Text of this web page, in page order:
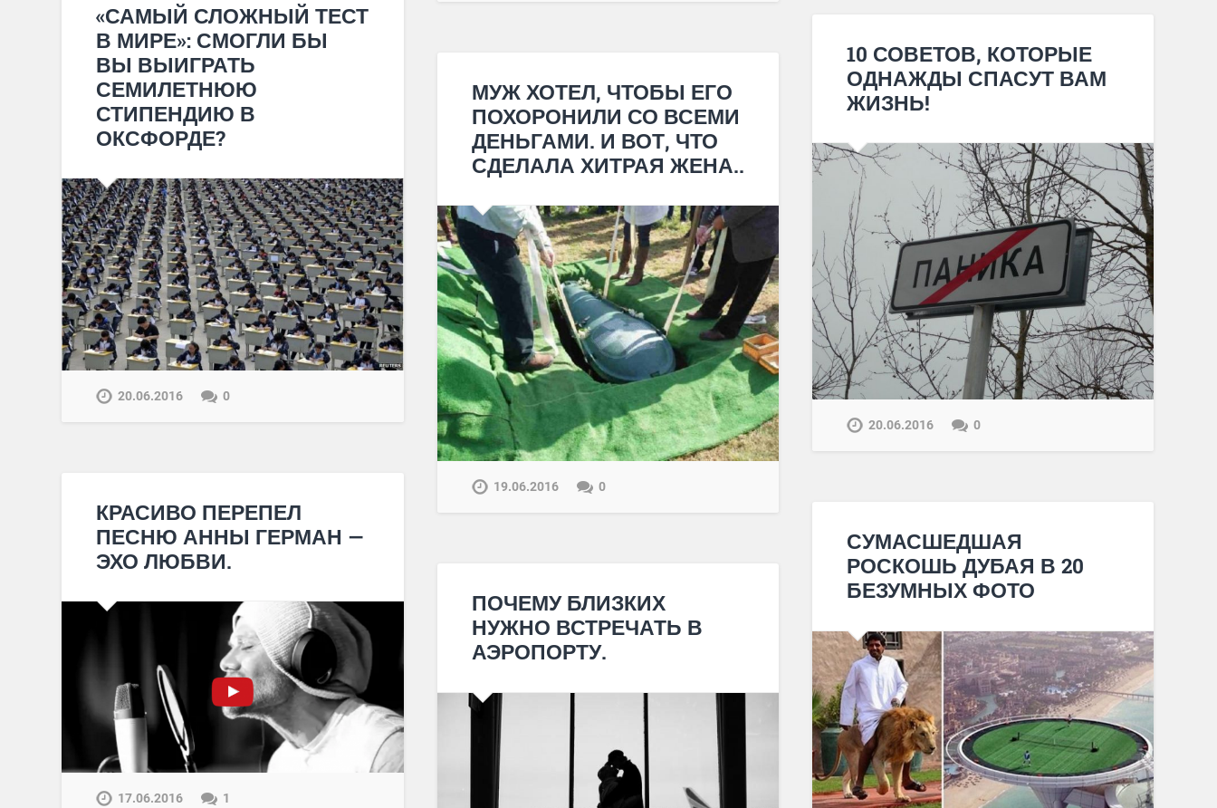
«САМЫЙ СЛОЖНЫЙ ТЕСТ
В МИРЕ»: СМОГЛИ БЫ
ВЫ ВЫИГРАТЬ
СЕМИЛЕТНЮЮ
СТИПЕНДИЮ В
ОКСФОРДЕ?
20.06.2016 0
10 СОВЕТОВ, КОТОРЫЕ
ОДНАЖДЫ СПАСУТ ВАМ
ЖИЗНЬ!
20.06.2016 0
МУЖ ХОТЕЛ, ЧТОБЫ ЕГО
ПОХОРОНИЛИ СО ВСЕМИ
ДЕНЬГАМИ. И ВОТ, ЧТО
СДЕЛАЛА ХИТРАЯ ЖЕНА..
19.06.2016 0
КРАСИВО ПЕРЕПЕЛ
ПЕСНЮ АННЫ ГЕРМАН —
ЭХО ЛЮБВИ.
17.06.2016 1
СУМАСШЕДШАЯ
РОСКОШЬ ДУБАЯ В 20
БЕЗУМНЫХ ФОТО
ПОЧЕМУ БЛИЗКИХ
НУЖНО ВСТРЕЧАТЬ В
АЭРОПОРТУ.